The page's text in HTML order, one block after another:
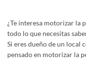
¿Te interesa motorizar la
todo lo que necesitas
Si eres dueño de un local
pensado en motorizar la